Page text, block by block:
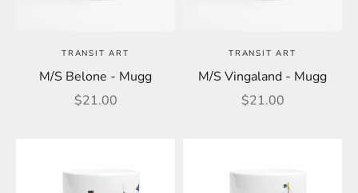
TRANSIT ART
M/S Belone - Mugg
REA-pris
$21.00
TRANSIT ART
M/S Vingaland - Mugg
REA-pris
$21.00